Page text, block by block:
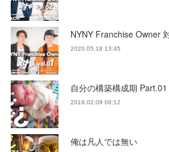
NYNY Franchise Owner
2020.05.18 13:45
自分の構築構成期 Part.01
2019.02.09 08:12
俺は凡人では無い